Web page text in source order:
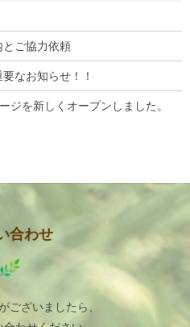
ご協力依頼
なお知らせ！！
ジを新しくオープンしました。
合わせ
ございましたら、